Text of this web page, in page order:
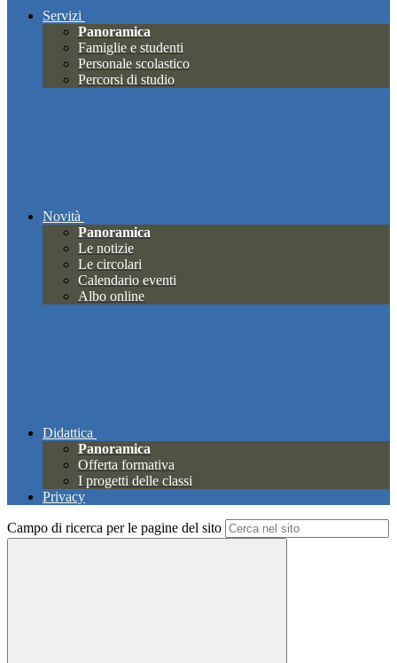
Servizi
Panoramica
Famiglie e studenti
Personale scolastico
Percorsi di studio
Novità
Panoramica
Le notizie
Le circolari
Calendario eventi
Albo online
Didattica
Panoramica
Offerta formativa
I progetti delle classi
Privacy
Campo di ricerca per le pagine del sito